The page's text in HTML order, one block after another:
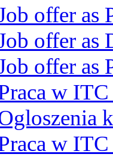
offer as
offer as
offer as
w
w